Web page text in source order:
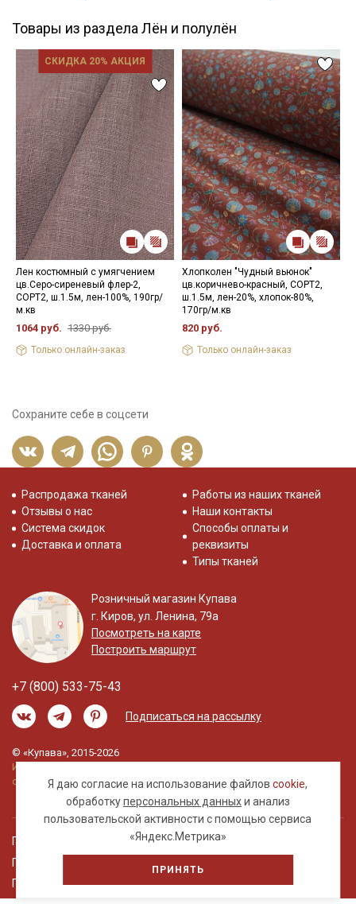
Товары из раздела Лён и полулён
СКИДКА 20% АКЦИЯ
Лен костюмный с умягчением
цв.Серо-сиреневый флер-2,
СОРТ2, ш.1.5м, лен-100%, 190гр/
м.кв
1064 руб. 1330 руб.
Только онлайн-заказ
Хлопколен "Чудный вьюнок"
цв.коричнево-красный, СОРТ2,
ш.1.5м, лен-20%, хлопок-80%,
170гр/м.кв
820 руб.
Только онлайн-заказ
Сохраните себе в соцсети
Я даю согласие на использование файловcookie,
обработкуперсональных данныхи анализ
пользовательской активности с помощью сервиса
«Яндекс.Метрика»
ПРИНЯТЬ
Распродажа тканей
Отзывы о нас
Система скидок
Доставка и оплата
Работы из наших тканей
Наши контакты
Способы оплаты и
реквизиты
Типы тканей
Розничный магазин Купава
г. Киров, ул. Ленина, 79а
Посмотреть на карте
Построить маршрут
+7 (800) 533-75-43
Подписаться на рассылку
© «Купава», 2015-2026
Информация на сайте не является публичной
офертой.
Правовая информация
Политика обработки персональных данных
Пользовательское соглашение